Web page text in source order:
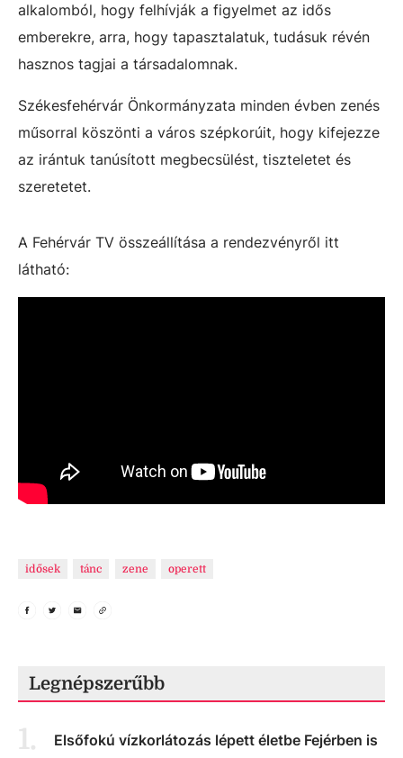
alkalomból, hogy felhívják a figyelmet az idős
emberekre, arra, hogy tapasztalatuk, tudásuk révén
hasznos tagjai a társadalomnak.
Székesfehérvár Önkormányzata minden évben zenés
műsorral köszönti a város szépkorúit, hogy kifejezze
az irántuk tanúsított megbecsülést, tiszteletet és
szeretetet.
A Fehérvár TV összeállítása a rendezvényről itt
látható:
idősek tánc zene operett
Legnépszerűbb
1. Elsőfokú vízkorlátozás lépett életbe Fejérben is